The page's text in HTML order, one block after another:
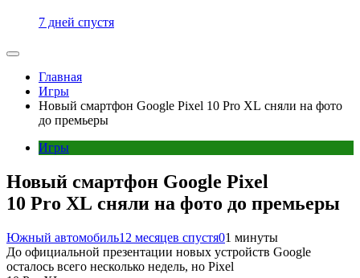
7 дней спустя
Главная
Игры
Новый смартфон Google Pixel 10 Pro XL сняли на фото
до премьеры
Игры
Новый смартфон Google Pixel
10 Pro XL сняли на фото до премьеры
Южный автомобиль12 месяцев спустя01 минуты
До официальной презентации новых устройств Google
осталось всего несколько недель, но Pixel